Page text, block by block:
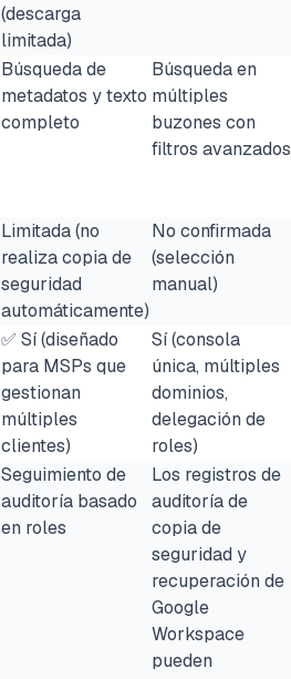
(descarga
limitada)
Búsqueda de
metadatos y texto
completo
Búsqueda en
múltiples
buzones con
filtros avanzados
Limitada (no
realiza copia de
seguridad
automáticamente)
No confirmada
(selección
manual)
✅ Sí (diseñado
para MSPs que
gestionan
múltiples
clientes)
Sí (consola
única, múltiples
dominios,
delegación de
roles)
Seguimiento de
auditoría basado
en roles
Los registros de
auditoría de
copia de
seguridad y
recuperación de
Google
Workspace
pueden